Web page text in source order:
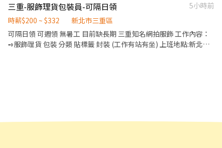
負責結帳、收銀等工作。 餐飲內場： ．擔任廚師的助手，處理烹飪
前與烹飪中之準備工作與其他餐廳相關事務。 ．負責洗、剝、削、
切各種食材。 ．負責清理工作環境、設備和餐具。 ．準備不同餐點
所需要的食材。 ．協助測量食材的容量與重量。 ．負責擺盤、打包
三重-服飾理貨包裝員-可隔日領
5小時前
時薪$200 ~ $332
新北市三重區
可隔日領 可週領 無暑工 目前缺長期 三重知名網拍服飾 工作內容：
➺服飾理貨 包裝 分類 貼標籤 封裝 (工作有站有坐) 上班地點:新北市